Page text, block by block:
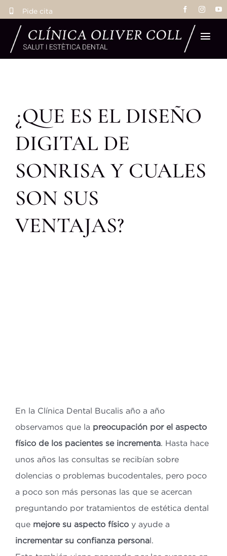
Saltar
contenido
Pide cita
¿QUE ES EL DISEÑO
DIGITAL DE
SONRISA Y CUALES
SON SUS
VENTAJAS?
En la Clínica Dental Bucalis año a año
observamos que la preocupación por el aspecto
físico de los pacientes se incrementa. Hasta hace
unos años las consultas se recibían sobre
dolencias o problemas bucodentales, pero poco
a poco son más personas las que se acercan
preguntando por tratamientos de estética dental
que mejore su aspecto físicoy ayude a
incrementar su confianza personal.